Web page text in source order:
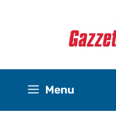
Menu